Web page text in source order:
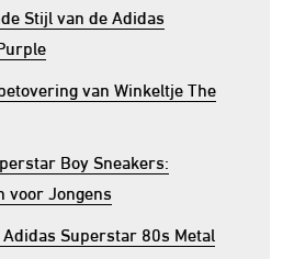
Stijl van de Adidas
van Winkeltje The
Boy Sneakers:
voor Jongens
Superstar 80s Metal